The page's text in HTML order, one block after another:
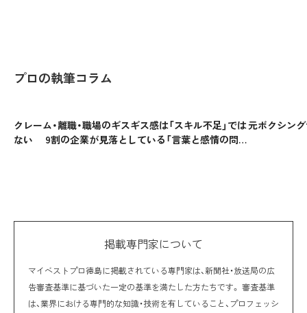
プロの執筆コラム
クレーム・離職・職場のギスギス感は「スキル不足」では
ない 9割の企業が見落としている「言葉と感情の問
元ボクシン
掲載専門家について
マイベストプロ徳島に掲載されている専門家は、新聞社・放送局の広
告審査基準に基づいた一定の基準を満たした方たちです。 審査基準
は、業界における専門的な知識・技術を有していること、プロフェッシ